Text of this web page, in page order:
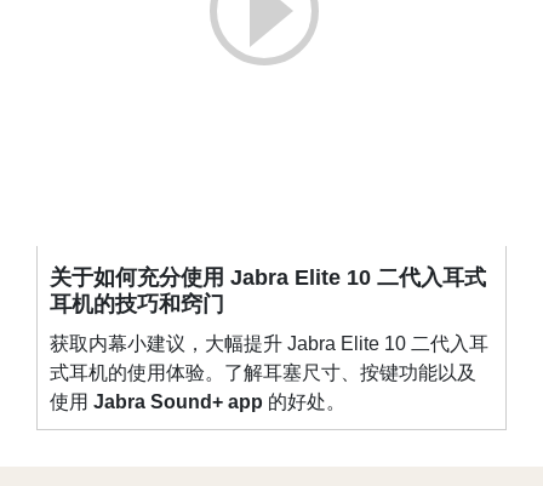
关于如何充分使用 Jabra Elite 10 二代入耳式
耳机的技巧和窍门
获取内幕小建议，大幅提升 Jabra Elite 10 二代入耳
式耳机的使用体验。了解耳塞尺寸、按键功能以及
使用 Jabra Sound+ app 的好处。